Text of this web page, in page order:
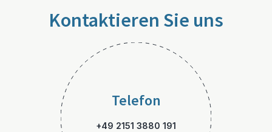
Kontaktieren Sie uns
Telefon
+49 2151 3880 191